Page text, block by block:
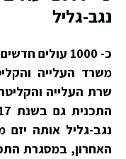
נגב-גליל
כ- 1000
משרד העלייה
שרת העלייה
נגב-גליל אותה
האחרון, במסגרת